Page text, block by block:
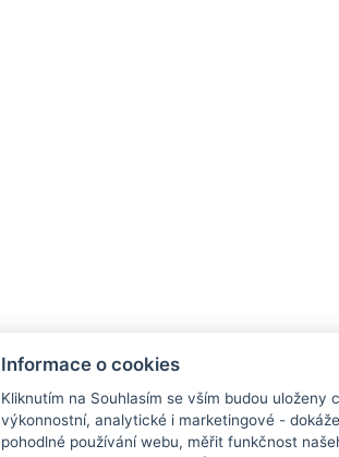
Informace o cookies
Kliknutím na Souhlasím se vším budou uloženy
výkonnostní, analytické i marketingové -
pohodlné používání webu, měřit funkčnost